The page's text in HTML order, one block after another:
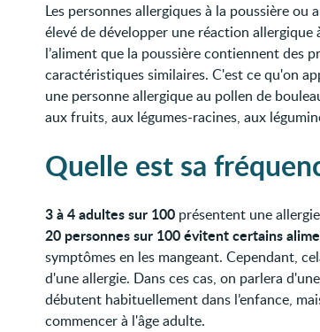
Les personnes allergiques à la poussière
élevé de développer une réaction
l’aliment que la poussière contiennent des
caractéristiques similaires. C'est ce qu'on
une personne allergique au pollen de
aux fruits, aux légumes-racines, aux
Quelle est sa
3 à 4 adultes sur 100 présentent une
20 personnes sur 100évitent certains
symptômes en les mangeant. Cependant,
d'une allergie. Dans ces cas, on parlera
débutent habituellement dans l’enfance,
commencer à l'âge adulte.